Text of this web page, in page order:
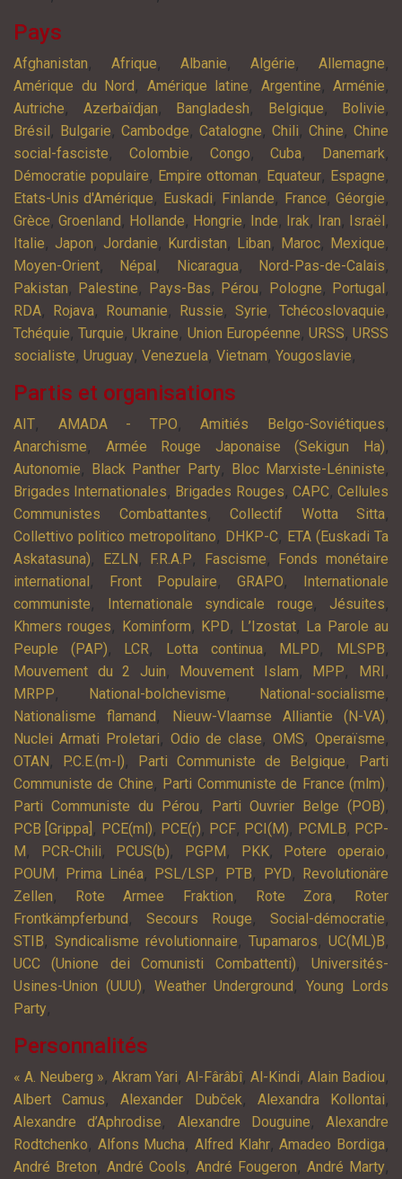
Pays
Afghanistan, Afrique, Albanie, Algérie, Allemagne,
Amérique du Nord , Amérique latine, Argentine, Arménie,
Autriche, Azerbaïdjan, Bangladesh, Belgique, Bolivie,
Brésil , Bulgarie, Cambodge, Catalogne, Chili, Chine, Chine
social-fasciste, Colombie, Congo,Cuba, Danemark,
Démocratie populaire, Empire ottoman, Equateur, Espagne,
Etats-Unis d'Amérique, Euskadi, Finlande, France,Géorgie,
Grèce, Groenland , Hollande, Hongrie, Inde, Irak, Iran, Israël ,
Italie, Japon, Jordanie, Kurdistan, Liban, Maroc, Mexique,
Moyen-Orient, Népal , Nicaragua, Nord-Pas-de-Calais,
Pakistan, Palestine, Pays-Bas, Pérou, Pologne, Portugal ,
RDA, Rojava, Roumanie, Russie, Syrie, Tchécoslovaquie,
Tchéquie,Turquie,Ukraine, Union Européenne, URSS,URSS
socialiste, Uruguay, Venezuela, Vietnam, Yougoslavie,
Partis et organisations
AIT, AMADA - TPO,Amitiés Belgo-Soviétiques,
Anarchisme, Armée Rouge Japonaise (Sekigun Ha),
Autonomie, Black Panther Party, Bloc Marxiste-Léniniste,
Brigades Internationales, Brigades Rouges, CAPC,Cellules
Communistes Combattantes, Collectif Wotta Sitta,
Collettivo politico metropolitano, DHKP-C, ETA (Euskadi Ta
Askatasuna), EZLN , F.R.A.P, Fascisme,
Fonds monétaire
international , Front Populaire, GRAPO,
Internationale
communiste, Internationale syndicale rouge, Jésuites,
Khmers rouges, Kominform, KPD, L’Izostat, La Parole au
Peuple (PAP), LCR, Lotta continua, MLPD, MLSPB,
Mouvement du 2 Juin, Mouvement Islam, MPP, MRI ,
MRPP, National-bolchevisme, National-socialisme,
Nationalisme flamand , Nieuw-Vlaamse Alliantie (N-VA),
Nuclei Armati Proletari, Odio de clase,OMS,Operaïsme,
OTAN , P.C.E.(m-l), Parti Communiste de Belgique,
Parti
Communiste de Chine, Parti Communiste de France (mlm),
Parti Communiste du Pérou, Parti Ouvrier Belge (POB),
PCB [Grippa] , PCE(ml), PCE(r), PCF, PCI(M), PCMLB, PCP-
M , PCR-Chili, PCUS(b), PGPM , PKK, Potere operaio,
POUM , Prima Linéa, PSL/LSP, PTB, PYD,
Revolutionäre
Zellen, Rote Armee Fraktion, Rote Zora,
Roter
Frontkämpferbund , Secours Rouge, Social-démocratie,
STIB, Syndicalisme révolutionnaire, Tupamaros, UC(ML)B,
UCC (Unione dei Comunisti Combattenti),Universités-
Usines-Union (UUU), Weather Underground ,Young Lords
Party,
Personnalités
« A. Neuberg », Akram Yari, Al-Fârâbî, Al-Kindi, Alain Badiou,
Albert Camus,Alexander Dubček, Alexandra Kollontai,
Alexandre d’Aphrodise, Alexandre Douguine, Alexandre
Rodtchenko, Alfons Mucha,Alfred Klahr,Amadeo Bordiga,
André Breton, André Cools, André Fougeron, André Marty,